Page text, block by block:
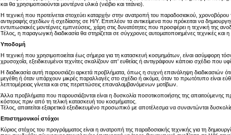
και θα χρησιμοποιούνται μοντέρνα υλικά (νιόβιο και τιτάνιο).
Η τεχνική που προτείνεται στοχεύει καταρχήν στην ανατροπή του παραδοσιακού,
αντιγραφής σχεδίων ή σχεδίασης σε Η/Υ. Επιπλέον τα αντικείμενα που πρόκειται να
εντυπωσιακές μοντέρνες εμπνεύσεις, χάρη στις δυνατότητες που προσφέρει η τεχνική της
Τέλος, η παραγωγική διαδικασία θα στηρίζεται σε σύγχρονες αυτοματοποιημένες τεχνικές και
Υποδομή
Η τεχνική που χρησιμοποιείται έως σήμερα για τη κατασκευή κοσμημάτων, είναι ασύμφορη
χρυσοχοΐα, εξειδικευμένοι τεχνίτες σκαλίζουν απ' ευθείας ή αντιγράφουν κάποιο σχέδιο που
Η διαδικασία αυτή παρουσιάζει αρκετά προβλήματα, όπως η συχνή επανάληψη διαδικασιών
μεγέθη ή όταν υπάρχουν μικρές παραλλαγές στο σχέδιο ή ακόμα, όταν το πρωτότυπο είναι
λεπτομέρειας γίνεται και στις περιπτώσεις επαναλαμβανόμενων μοτίβων.
Άλλα προβλήματα που παρουσιάζονται είναι η δυσκολία ποσοτικοποιήσης της απαιτούμενης
κόστους πριν από τη τελική κατασκευή του κοσμήματος.
Τέλος, απαιτείται εξαιρετικά εξειδικευμένο προσωπικό με αποτέλεσμα να συναντώνται
Επιστημονικοί στόχοι
Κύριος στόχος του προγράμματος είναι η ανατροπή της παραδοσιακής τεχνικής για τη